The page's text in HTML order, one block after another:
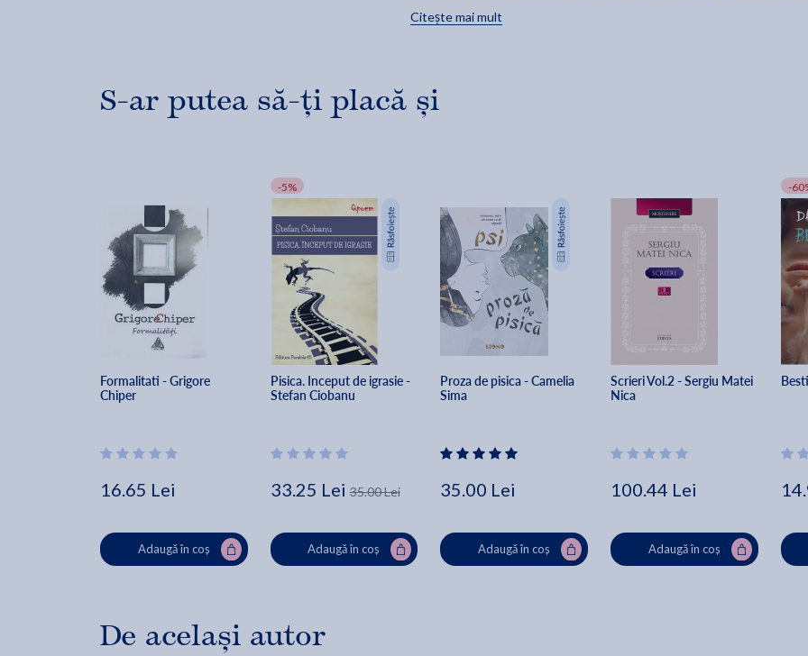
sunete guturale: glu-glu-glu! si recita cu gravitate ce le vine la
indemana, pe sub aripi. Specie hipersensibila, curcanii pot sa
curcani din zona din cauza atacurilor cardiace. Remediul este
aplicarea de laude si aplauze in zonele tumefiate.
Citește mai mult
S-ar putea să-ți placă și
Formalitati - Grigore
Chiper
16.65 Lei
Adaugă în coș
-5%
Pisica. Inceput de igrasie -
Stefan Ciobanu
33.25 Lei 35.00 Lei
Adaugă în coș
Proza de pisica - Camelia
Sima
35.00 Lei
Adaugă în coș
Scrieri Vol.2 - Sergiu Matei
Nica
100.44 Lei
Adaugă în coș
-
De același autor